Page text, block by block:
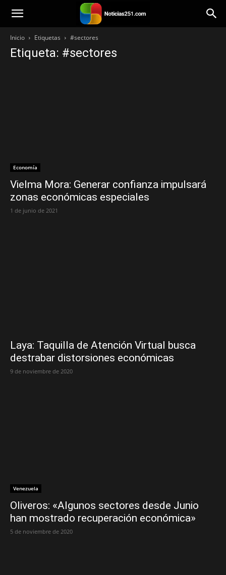
Noticias251
Inicio Etiquetas #sectores
Etiqueta: #sectores
Economía
Vielma Mora: Generar confianza impulsará
zonas económicas especiales
1 de junio de 2021
Laya: Taquilla de Atención Virtual busca
destrabar distorsiones económicas
9 de noviembre de 2020
Venezuela
Oliveros: «Algunos sectores desde Junio
han mostrado recuperación económica»
5 de noviembre de 2020